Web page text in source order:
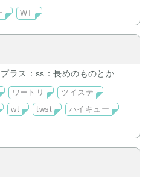
WT
ラス：ss：長めのものとか
ワートリ
ツイステ
wt twst
ハイキュー